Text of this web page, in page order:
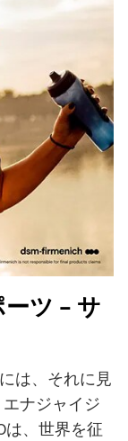
ツ - サ
は、それに見
ナジャイジ
は、世界を征